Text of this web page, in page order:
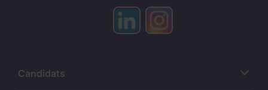
Candidats